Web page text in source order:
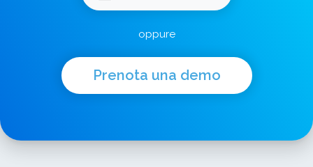
oppure
Prenota una demo